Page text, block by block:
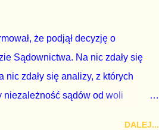
że podjął decyzję o
Sądownictwa. Na nic zdały się
zdały się analizy, z których
niezależność sądów od woli
DALEJ...